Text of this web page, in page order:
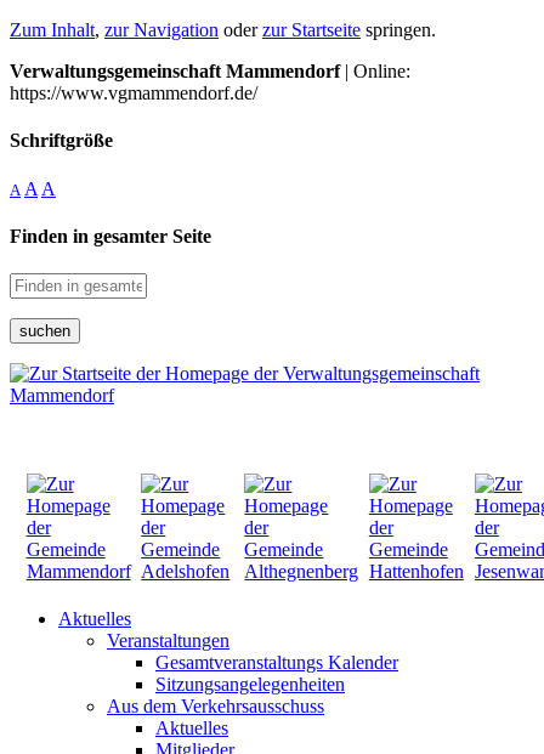
Zum Inhalt, zur Navigation oderzur Startseite springen.
Verwaltungsgemeinschaft Mammendorf| Online:
https://www.vgmammendorf.de/
Schriftgröße
A A A
Finden in gesamter Seite
suchen
Aktuelles
Veranstaltungen
Gesamtveranstaltungs Kalender
Sitzungsangelegenheiten
Aus dem Verkehrsausschuss
Aktuelles
Mitglieder